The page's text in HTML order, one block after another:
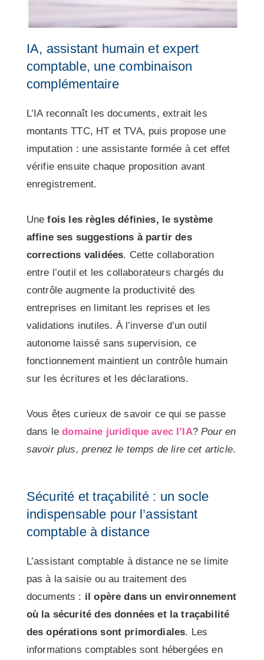
IA, assistant humain et expert
comptable, une combinaison
complémentaire
L’IA reconnaît les documents, extrait les
montants TTC, HT et TVA, puis propose une
imputation : une assistante formée à cet effet
vérifie ensuite chaque proposition avant
enregistrement.
Unefois les règles définies, le système
affine ses suggestions à partir des
corrections validées. Cette collaboration
entre l’outil et les collaborateurs chargés du
contrôle augmente la productivité des
entreprises en limitant les reprises et les
validations inutiles. À l’inverse d’un outil
autonome laissé sans supervision, ce
fonctionnement maintient un contrôle humain
sur les écritures et les déclarations.
Vous êtes curieux de savoir ce qui se passe
dans ledomaine juridique avec l’IA?Pour en
savoir plus, prenez le temps de lire cet article.
Sécurité et traçabilité : un socle
indispensable pour l’assistant
comptable à distance
L’assistant comptable à distance ne se limite
pas à la saisie ou au traitement des
documents : il opère dans un environnement
où la sécurité des données et la traçabilité
des opérations sont primordiales. Les
informations comptables sont hébergées en